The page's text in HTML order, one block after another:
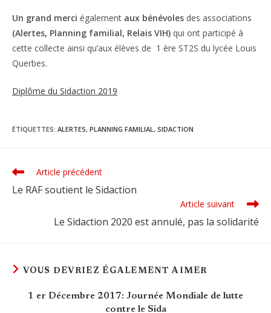
Un grand merci également aux bénévoles des associations
(Alertes, Planning familial, Relais VIH) qui ont participé à
cette collecte ainsi qu’aux élèves de 1 ère ST2S du lycée Louis
Querbes.
Diplôme du Sidaction 2019
ÉTIQUETTES: ALERTES, PLANNING FAMILIAL, SIDACTION
Read
articles
Article précédent
Le RAF soutient le Sidaction
Article suivant
Le Sidaction 2020 est annulé, pas la solidarité
VOUS DEVRIEZ ÉGALEMENT AIMER
1 er Décembre 2017: Journée Mondiale de lutte
contre le Sida